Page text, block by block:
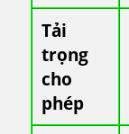
Tải
trọng
cho
phép